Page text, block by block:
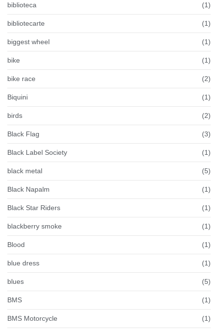
biblioteca (1)
bibliotecarte (1)
biggest wheel (1)
bike (1)
bike race (2)
Biquini (1)
birds (2)
Black Flag (3)
Black Label Society (1)
black metal (5)
Black Napalm (1)
Black Star Riders (1)
blackberry smoke (1)
Blood (1)
blue dress (1)
blues (5)
BMS (1)
BMS Motorcycle (1)